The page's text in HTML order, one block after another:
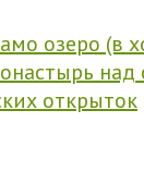
озеро (в
над
открыток